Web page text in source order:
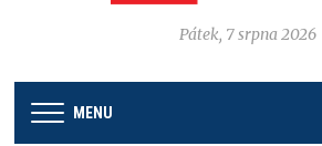
Pátek, 7 srpna 2026
MENU